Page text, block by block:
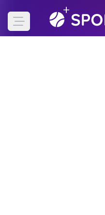
Open main menu